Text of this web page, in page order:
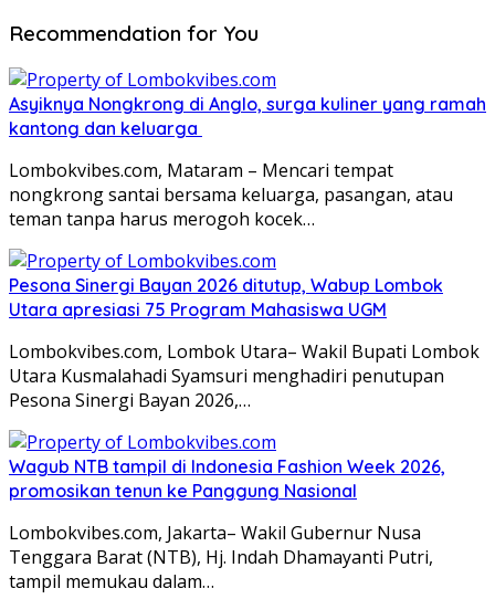
Recommendation for You
Asyiknya Nongkrong di Anglo, surga kuliner yang ramah
kantong dan keluarga
Lombokvibes.com, Mataram – Mencari tempat
nongkrong santai bersama keluarga, pasangan, atau
teman tanpa harus merogoh kocek…
Pesona Sinergi Bayan 2026 ditutup, Wabup Lombok
Utara apresiasi 75 Program Mahasiswa UGM
Lombokvibes.com, Lombok Utara– Wakil Bupati Lombok
Utara Kusmalahadi Syamsuri menghadiri penutupan
Pesona Sinergi Bayan 2026,…
Wagub NTB tampil di Indonesia Fashion Week 2026,
promosikan tenun ke Panggung Nasional
Lombokvibes.com, Jakarta– Wakil Gubernur Nusa
Tenggara Barat (NTB), Hj. Indah Dhamayanti Putri,
tampil memukau dalam…